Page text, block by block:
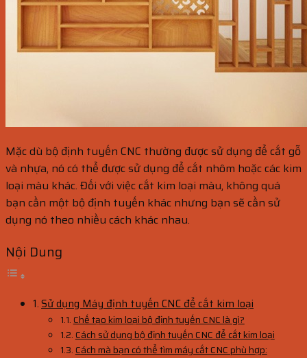
Mặc dù bộ định tuyến CNC thường được sử dụng để cắt gỗ
và nhựa, nó có thể được sử dụng để cắt nhôm hoặc các kim
loại màu khác. Đối với việc cắt kim loại màu, không quá
bạn cần một bộ định tuyến khác nhưng bạn sẽ cần sử
dụng nó theo nhiều cách khác nhau.
Nội Dung
Sử dụng Máy định tuyến CNC để cắt kim loại
Chế tạo kim loại bộ định tuyến CNC là gì?
Cách sử dụng bộ định tuyến CNC để cắt kim loại
Cách mà bạn có thể tìm máy cắt CNC phù hợp: